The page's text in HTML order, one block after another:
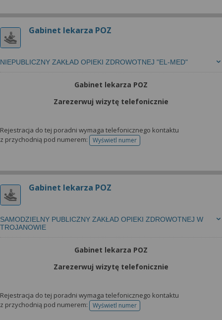
Gabinet lekarza POZ
NIEPUBLICZNY ZAKŁAD OPIEKI ZDROWOTNEJ "EL-MED"
Gabinet lekarza POZ
Zarezerwuj wizytę telefonicznie
Rejestracja do tej poradni wymaga telefonicznego kontaktu
z przychodnią pod numerem:
Wyświetl numertelefonu do rejestracji
Gabinet lekarza POZ
SAMODZIELNY PUBLICZNY ZAKŁAD OPIEKI ZDROWOTNEJ W
TROJANOWIE
Gabinet lekarza POZ
Zarezerwuj wizytę telefonicznie
Rejestracja do tej poradni wymaga telefonicznego kontaktu
z przychodnią pod numerem:
Wyświetl numertelefonu do rejestracji